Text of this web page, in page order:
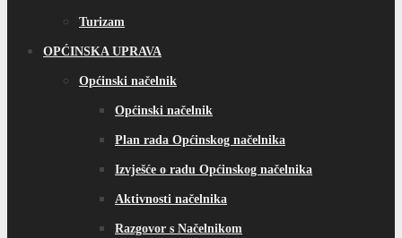
Turizam
OPĆINSKA UPRAVA
Općinski načelnik
Općinski načelnik
Plan rada Općinskog načelnika
Izvješće o radu Općinskog načelnika
Aktivnosti načelnika
Razgovor s Načelnikom